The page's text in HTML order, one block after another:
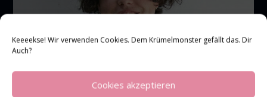
Keeeekse! Wir verwenden Cookies. Dem Krümelmonster gefällt das. Dir
Auch?
Cookies akzeptieren